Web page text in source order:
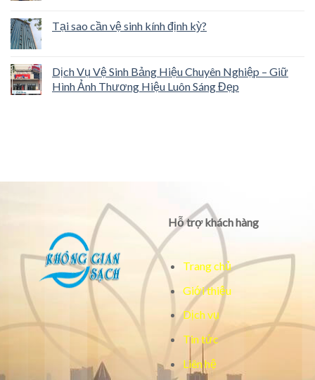
Tại sao cần vệ sinh kính định kỳ?
Dịch Vụ Vệ Sinh Bảng Hiệu Chuyên Nghiệp – Giữ
Hình Ảnh Thương Hiệu Luôn Sáng Đẹp
Hỗ trợ khách hàng
Trang chủ
Giới thiệu
Dịch vụ
Tin tức
Liên hệ